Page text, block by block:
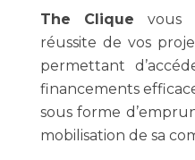
The Cliquevous
réussite de vos
permettant
financements
sous forme
mobilisation de sa